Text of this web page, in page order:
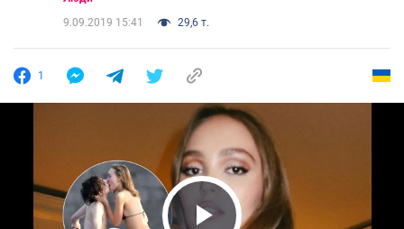
9.09.2019 15:41
29,6 т.
1